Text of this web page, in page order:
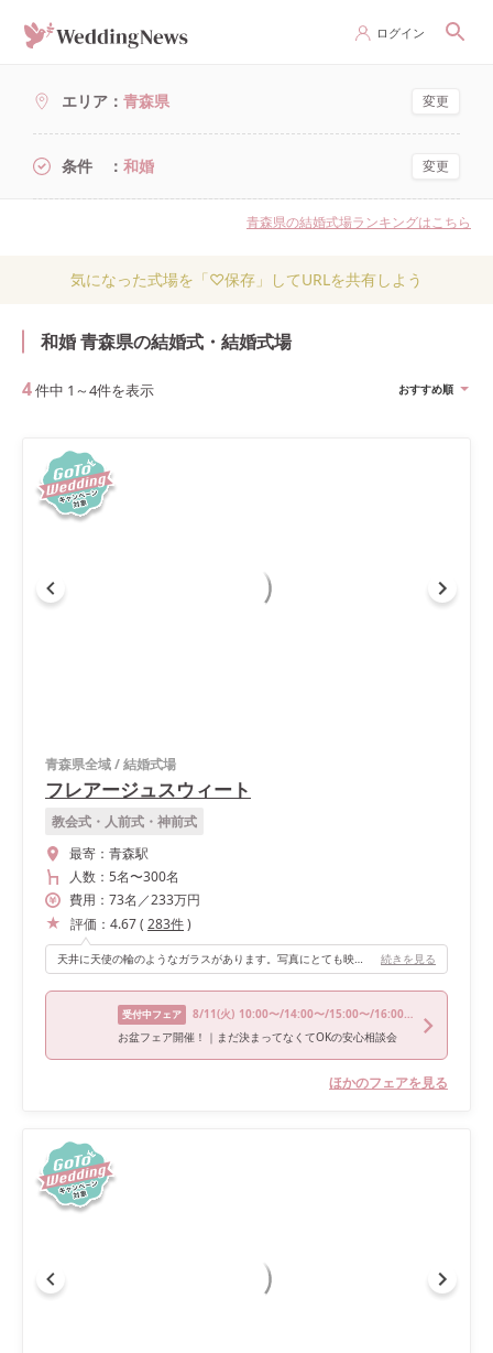
ログイン
エリア 青森県 変更
条件 和婚 変更
青森県の結婚式場ランキングはこちら
気になった式場を「♡保存」してURLを共有しよう
和婚 青森県の結婚式・結婚式場
4件中 1 ～4件を表示 おすすめ順
青森県全域/結婚式場
フレアージュスウィート
教会式・人前式・神前式
最寄： 青森駅
人数： 5名〜300名
費用： 73名 ／233万円
評価： 4.67( 283件)
天井に天使の輪のようなガラスがあります。写真にとても映えて素敵です。 続きを見る
受付中フェア 8/11(火) 10:00〜/14:00〜/15:00〜/16:00〜
お盆フェア開催！｜まだ決まってなくてOKの安心相談会
ほかのフェアを見る